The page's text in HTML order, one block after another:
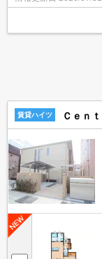
賃貸ハイツ Ｃｅｎ